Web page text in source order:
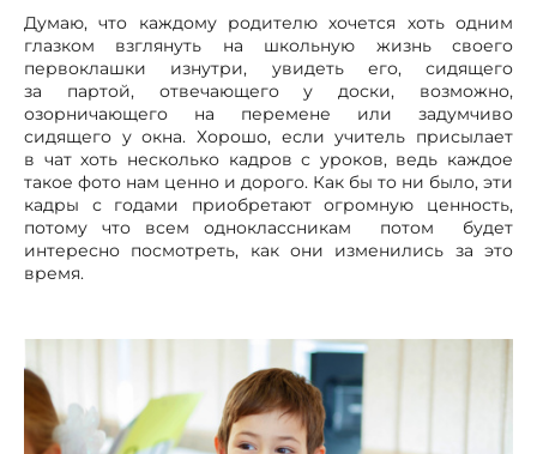
Думаю, что каждому родителю хочется хоть одним
глазком взглянуть на школьную жизнь своего
первоклашки изнутри, увидеть его, сидящего
за партой, отвечающего у доски, возможно,
озорничающего на перемене или задумчиво
сидящего у окна. Хорошо, если учитель присылает
в чат хоть несколько кадров с уроков, ведь каждое
такое фото нам ценно и дорого. Как бы то ни было, эти
кадры с годами приобретают огромную ценность,
потому что всем одноклассникам потом будет
интересно посмотреть, как они изменились за это
время.